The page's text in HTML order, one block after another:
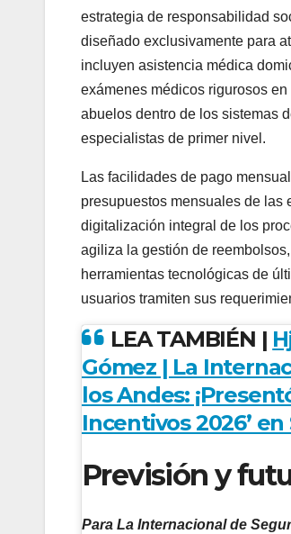
estrategia de responsabilidad
diseñado exclusivamente para
incluyen asistencia médica
exámenes médicos rigurosos
abuelos dentro de los sistemas
especialistas de primer nivel.
Las facilidades de pago
presupuestos mensuales de las
digitalización integral de los
agiliza la gestión de
herramientas tecnológicas de
usuarios tramiten sus
LEA TAMBIÉN |
Gómez | La
los Andes:
Incentivos 2026’
Previsión y
Para La Internacional de